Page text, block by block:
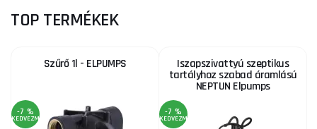
TOP TERMÉKEK
Szűrő 1l - ELPUMPS
-7 %
KEDVEZMÉNY
Iszapszivattyú szeptikus
tartályhoz szabad áramlású
NEPTUN Elpumps
-7 %
KEDVEZMÉNY